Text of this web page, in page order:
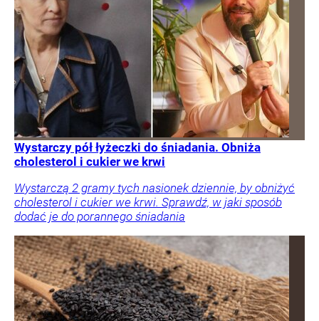
Wystarczy pół łyżeczki do śniadania. Obniża
cholesterol i cukier we krwi
Wystarczą 2 gramy tych nasionek dziennie, by obniżyć
cholesterol i cukier we krwi. Sprawdź, w jaki sposób
dodać je do porannego śniadania